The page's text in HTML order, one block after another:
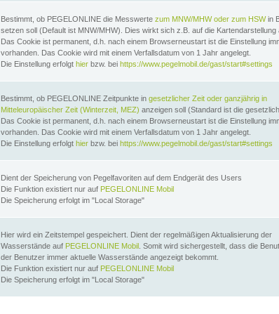
Bestimmt, ob PEGELONLINE die Messwerte zum MNW/MHW oder zum HSWin
setzen soll (Default ist MNW/MHW). Dies wirkt sich z.B. auf die Kartendarstellung
Das Cookie ist permanent, d.h. nach einem Browserneustart ist die Einstellung
vorhanden. Das Cookie wird mit einem Verfallsdatum von 1 Jahr angelegt.
Die Einstellung erfolgt hier bzw. bei https://www.pegelmobil.de/gast/start#settings
Bestimmt, ob PEGELONLINE Zeitpunkte in gesetzlicher Zeit oder ganzjährig in
Mitteleuropäischer Zeit (Winterzeit, MEZ) anzeigen soll (Standard ist die
Das Cookie ist permanent, d.h. nach einem Browserneustart ist die Einstellung
vorhanden. Das Cookie wird mit einem Verfallsdatum von 1 Jahr angelegt.
Die Einstellung erfolgt hier bzw. bei https://www.pegelmobil.de/gast/start#settings
Dient der Speicherung von Pegelfavoriten auf dem Endgerät des Users
Die Funktion existiert nur auf PEGELONLINE Mobil
Die Speicherung erfolgt im "Local Storage"
Hier wird ein Zeitstempel gespeichert. Dient der regelmäßigen Aktualisierung der
Wasserstände auf PEGELONLINE Mobil . Somit wird sichergestellt, dass die
der Benutzer immer aktuelle Wasserstände angezeigt bekommt.
Die Funktion existiert nur auf PEGELONLINE Mobil
Die Speicherung erfolgt im "Local Storage"